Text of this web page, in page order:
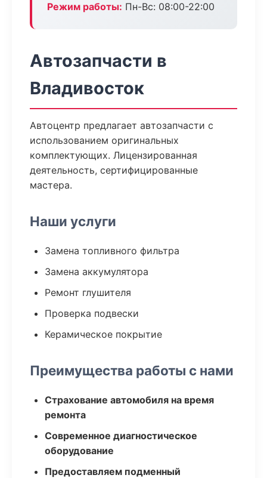
Режим работы: Пн-Вс: 08:00-22:00
Автозапчасти в
Владивосток
Автоцентр предлагает автозапчасти с
использованием оригинальных
комплектующих. Лицензированная
деятельность, сертифицированные
мастера.
Наши услуги
Замена топливного фильтра
Замена аккумулятора
Ремонт глушителя
Проверка подвески
Керамическое покрытие
Преимущества работы с нами
Страхование автомобиля на время
ремонта
Современное диагностическое
оборудование
Предоставляем подменный